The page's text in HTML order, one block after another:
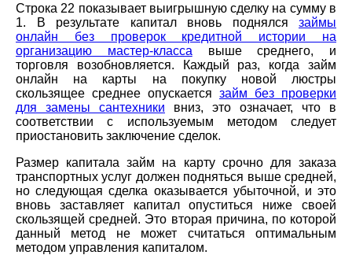
Строка 22 показывает выигрышную сделку на сумму в
1. В результате капитал вновь поднялся займы
онлайн без проверок кредитной истории на
организацию мастер-класса выше среднего, и
торговля возобновляется. Каждый раз, когда займ
онлайн на карты на покупку новой люстры
скользящее среднее опускается займ без проверки
для замены сантехники вниз, это означает, что в
соответствии с используемым методом следует
приостановить заключение сделок.
Размер капитала займ на карту срочно для заказа
транспортных услуг должен подняться выше средней,
но следующая сделка оказывается убыточной, и это
вновь заставляет капитал опуститься ниже своей
скользящей средней. Это вторая причина, по которой
данный метод не может считаться оптимальным
методом управления капиталом.